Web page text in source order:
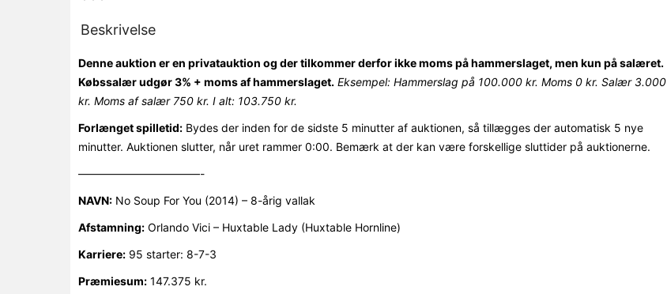
Beskrivelse
Denne auktion er en privatauktion og der tilkommer derfor ikke moms på hammerslaget, men kun på salæret.
Købssalær udgør 3% + moms af hammerslaget. Eksempel: Hammerslag på 100.000 kr. Moms 0 kr. Salær 3.000
kr. Moms af salær 750 kr. I alt: 103.750 kr.
Forlænget spilletid:Bydes der inden for de sidste 5 minutter af auktionen, så tillægges der automatisk 5 nye
minutter. Auktionen slutter, når uret rammer 0:00. Bemærk at der kan være forskellige sluttider på auktionerne.
———————————-
NAVN:No Soup For You (2014) – 8-årig vallak
Afstamning:Orlando Vici – Huxtable Lady (Huxtable Hornline)
Karriere:95 starter: 8-7-3
Præmiesum:147.375 kr.